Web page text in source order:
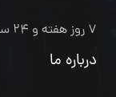
۷ روز هفته و ۲۴ ساعته
درباره ما